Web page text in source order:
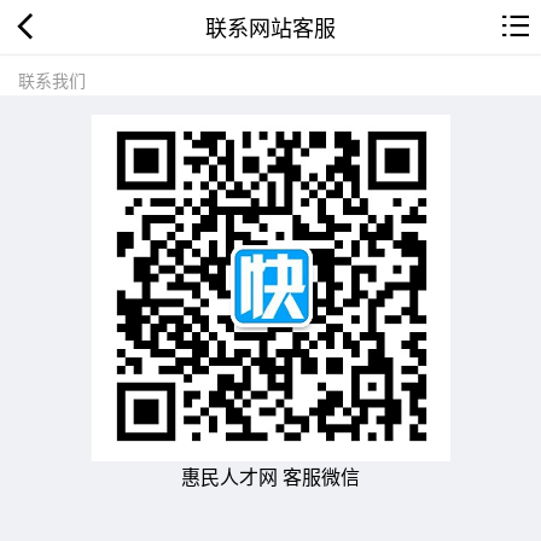
联系网站客服
联系我们
惠民人才网 客服微信